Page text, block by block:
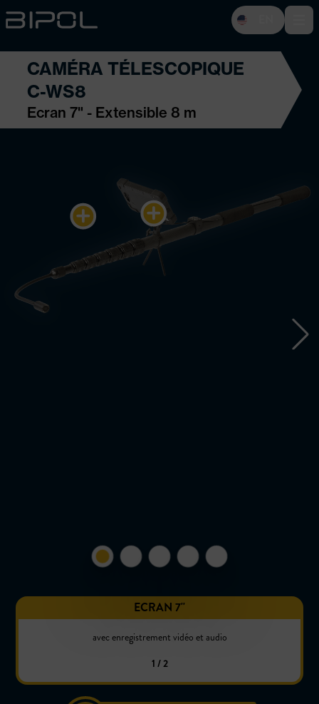
CAMÉRA TÉLESCOPIQUE
C-WS8
Ecran 7" - Extensible 8 m
ECRAN 7''
avec enregistrement vidéo et audio
1 / 2